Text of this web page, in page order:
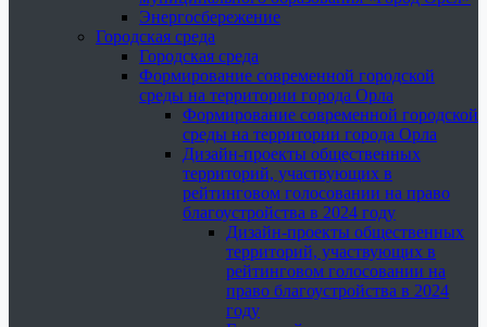
Энергосбережение
Городская среда
Городская среда
Формирование современной городской
среды на территории города Орла
Формирование современной городской
среды на территории города Орла
Дизайн-проекты общественных
территорий, участвующих в
рейтинговом голосовании на право
благоустройства в 2024 году
Дизайн-проекты общественных
территорий, участвующих в
рейтинговом голосовании на
право благоустройства в 2024
году